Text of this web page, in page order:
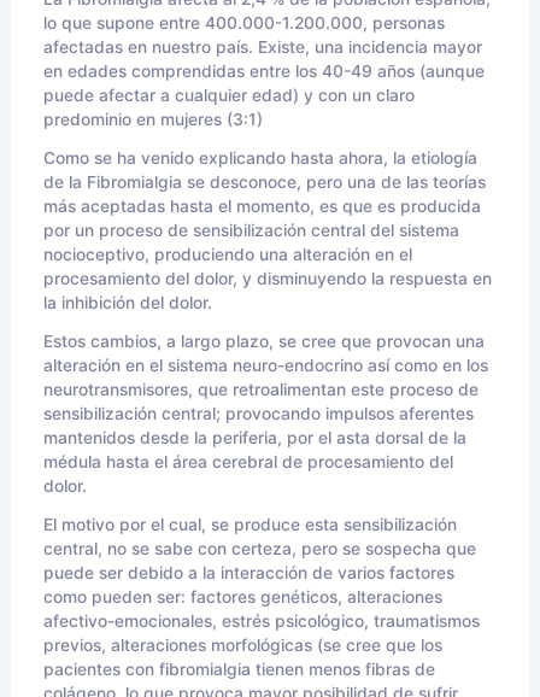
lo que supone entre 400.000-1.200.000, personas
afectadas en nuestro país. Existe, una incidencia mayor
en edades comprendidas entre los 40-49 años (aunque
puede afectar a cualquier edad) y con un claro
predominio en mujeres (3:1)
Como se ha venido explicando hasta ahora, la etiología
de la Fibromialgia se desconoce, pero una de las teorías
más aceptadas hasta el momento, es que es producida
por un proceso de sensibilización central del sistema
nocioceptivo, produciendo una alteración en el
procesamiento del dolor, y disminuyendo la respuesta en
la inhibición del dolor.
Estos cambios, a largo plazo, se cree que provocan una
alteración en el sistema neuro-endocrino así como en los
neurotransmisores, que retroalimentan este proceso de
sensibilización central; provocando impulsos aferentes
mantenidos desde la periferia, por el asta dorsal de la
médula hasta el área cerebral de procesamiento del
dolor.
El motivo por el cual, se produce esta sensibilización
central, no se sabe con certeza, pero se sospecha que
puede ser debido a la interacción de varios factores
como pueden ser: factores genéticos, alteraciones
afectivo-emocionales, estrés psicológico, traumatismos
previos, alteraciones morfológicas (se cree que los
pacientes con fibromialgia tienen menos fibras de